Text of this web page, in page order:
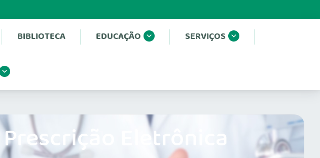
BIBLIOTECA EDUCAÇÃO SERVIÇOS
Prescrição Eletrônica